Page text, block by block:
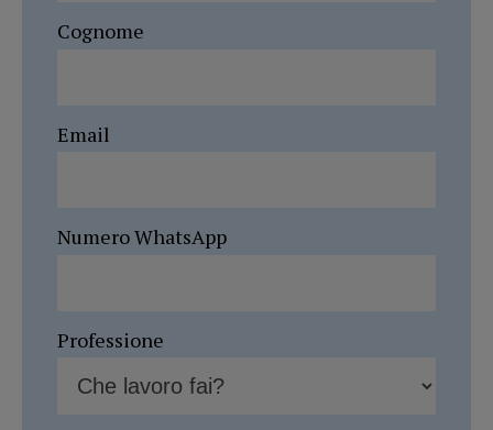
Cognome
Email
Numero WhatsApp
Professione